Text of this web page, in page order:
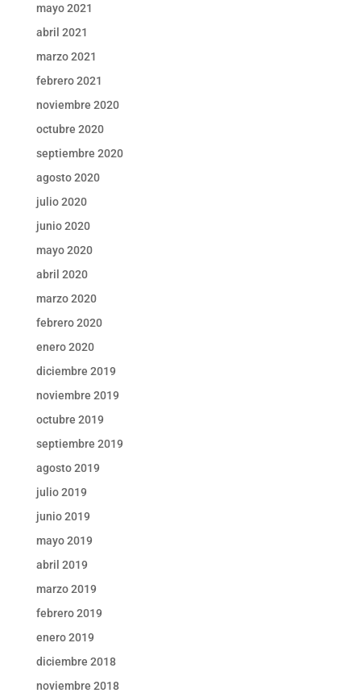
mayo 2021
abril 2021
marzo 2021
febrero 2021
noviembre 2020
octubre 2020
septiembre 2020
agosto 2020
julio 2020
junio 2020
mayo 2020
abril 2020
marzo 2020
febrero 2020
enero 2020
diciembre 2019
noviembre 2019
octubre 2019
septiembre 2019
agosto 2019
julio 2019
junio 2019
mayo 2019
abril 2019
marzo 2019
febrero 2019
enero 2019
diciembre 2018
noviembre 2018